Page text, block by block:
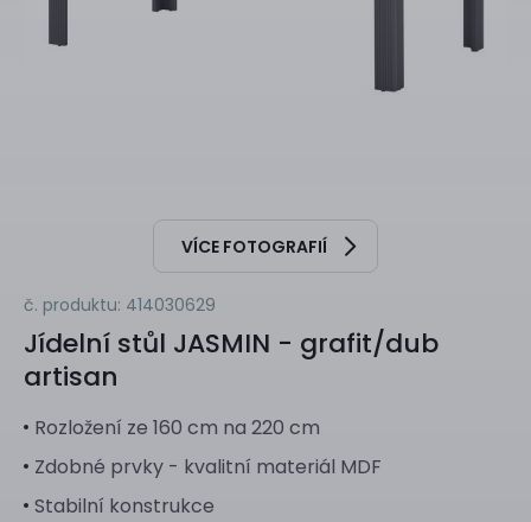
VÍCE FOTOGRAFIÍ
č. produktu: 414030629
Jídelní stůl JASMIN - grafit/dub
artisan
Rozložení ze 160 cm na 220 cm
Zdobné prvky - kvalitní materiál MDF
Stabilní konstrukce